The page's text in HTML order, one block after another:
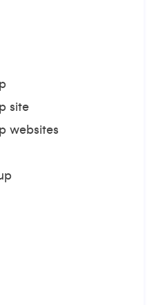
site
websites